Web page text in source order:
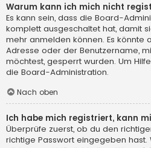
Warum kann ich mich nicht
Es kann sein, dass die Board-
komplett ausgeschaltet hat, damit
mehr anmelden können. Es könnte
Adresse oder der Benutzername,
möchtest, gesperrt wurden. Um
die Board-Administration.
Nach oben
Ich habe mich registriert, kann
Überprüfe zuerst, ob du den
richtige Passwort eingegeben hast.